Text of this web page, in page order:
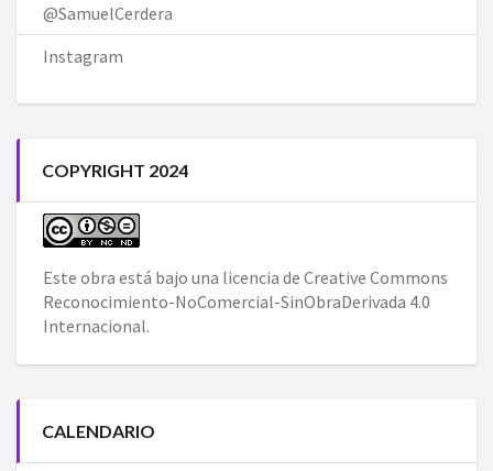
@SamuelCerdera
Instagram
COPYRIGHT 2024
Este obra está bajo una licencia de Creative Commons
Reconocimiento-NoComercial-SinObraDerivada 4.0
Internacional.
CALENDARIO